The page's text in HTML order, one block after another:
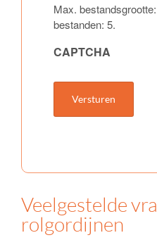
Max.
bestanden: 5.
CAPTCHA
Veelgestelde
rolgordijnen